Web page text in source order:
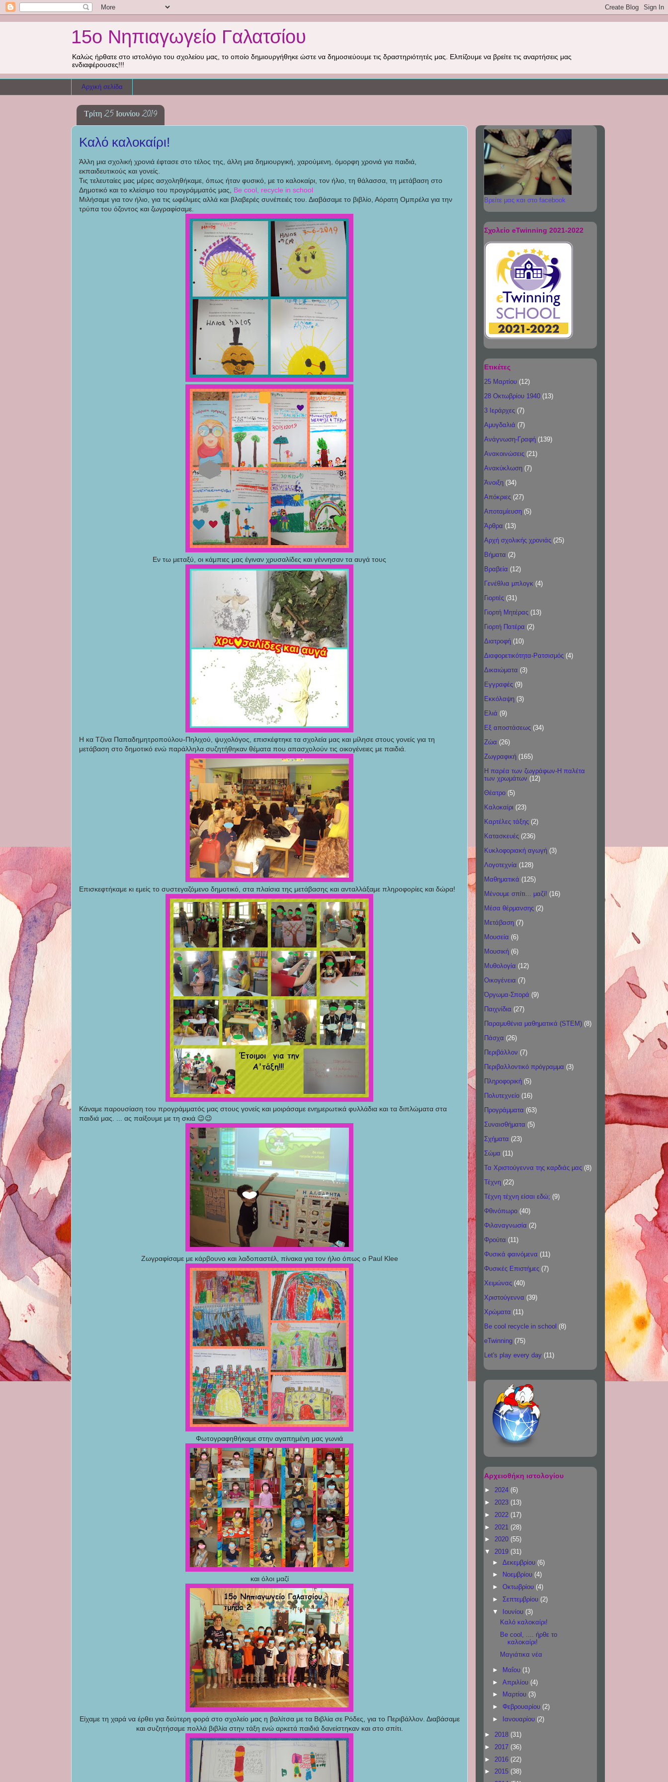
15ο Νηπιαγωγείο Γαλατσίου
Καλώς ήρθατε στο ιστολόγιο του σχολείου μας, το οποίο δημιουργήθηκε ώστε να δημοσιεύουμε τις δραστηριότητές μας. Ελπίζουμε να βρείτε τις αναρτήσεις μας
ενδιαφέρουσες!!!
Αρχική σελίδα
Τρίτη 25 Ιουνίου 2019
Καλό καλοκαίρι!
Άλλη μια σχολική χρονιά έφτασε στο τέλος της, άλλη μια δημιουργική, χαρούμενη, όμορφη χρονιά για παιδιά,
εκπαιδευτικούς και γονείς.
Τις τελευταίες μας μέρες ασχοληθήκαμε, όπως ήταν φυσικό, με το καλοκαίρι, τον ήλιο, τη θάλασσα, τη μετάβαση στο
Δημοτικό και το κλείσιμο του προγράμματός μας, Be cool, recycle in school
Μιλήσαμε για τον ήλιο, για τις ωφέλιμες αλλά και βλαβερές συνέπειές του. Διαβάσαμε το βιβλίο, Αόρατη Ομπρέλα για την
τρύπα του όζοντος και ζωγραφίσαμε.
Εν τω μεταξύ, οι κάμπιες μας έγιναν χρυσαλίδες και γέννησαν τα αυγά τους
Η κα Τζίνα Παπαδημητροπούλου-Πηλιχού, ψυχολόγος, επισκέφτηκε τα σχολεία μας και μίλησε στους γονείς για τη
μετάβαση στο δημοτικό ενώ παράλληλα συζητήθηκαν θέματα που απασχολούν τις οικογένειες με παιδιά.
Επισκεφτήκαμε κι εμείς το συστεγαζόμενο δημοτικό, στα πλαίσια της μετάβασης και ανταλλάξαμε πληροφορίες και δώρα!
Κάναμε παρουσίαση του προγράμματός μας στους γονείς και μοιράσαμε ενημερωτικά φυλλάδια και τα διπλώματα στα
παιδιά μας. ... ας παίξουμε με τη σκιά 😉😉
Ζωγραφίσαμε με κάρβουνο και λαδοπαστέλ, πίνακα για τον ήλιο όπως ο Paul Klee
Φωτογραφηθήκαμε στην αγαπημένη μας γωνιά
και όλοι μαζί
Είχαμε τη χαρά να έρθει για δεύτερη φορά στο σχολείο μας η βαλίτσα με τα Βιβλία σε Ρόδες, για το Περιβάλλον. Διαβάσαμε
και συζητήσαμε πολλά βιβλία στην τάξη ενώ αρκετά παιδιά δανείστηκαν και στο σπίτι.
Βρείτε μας και στο facebook
Σχολείο eTwinning 2021-2022
Ετικέτες
25 Μαρτίου (12)
28 Οκτωβρίου 1940 (13)
3 Ιεράρχες (7)
Αμυγδαλιά (7)
Ανάγνωση-Γραφή (139)
Ανακοινώσεις (21)
Ανακύκλωση (7)
Άνοιξη (34)
Απόκριες (27)
Αποταμίευση (5)
Άρθρα (13)
Αρχή σχολικής χρονιάς (25)
Βήματα (2)
Βραβεία (12)
Γενέθλια μπλογκ (4)
Γιορτές (31)
Γιορτή Μητέρας (13)
Γιορτή Πατέρα (2)
Διατροφή (10)
Διαφορετικότητα-Ρατσισμός (4)
Δικαιώματα (3)
Εγγραφές (9)
Εκκόλαψη (3)
Ελιά (9)
Εξ αποστάσεως (34)
Ζώα (26)
Ζωγραφική (165)
Η παρέα των ζωγράφων-Η παλέτα
των χρωμάτων (12)
Θέατρο (5)
Καλοκαίρι (23)
Καρτέλες τάξης (2)
Κατασκευές (236)
Κυκλοφοριακή αγωγή (3)
Λογοτεχνία (128)
Μαθηματικά (125)
Μένουμε σπίτι... μαζί! (16)
Μέσα θέρμανσης (2)
Μετάβαση (7)
Μουσεία (6)
Μουσική (6)
Μυθολογία (12)
Οικογένεια (7)
Όργωμα-Σπορά (9)
Παιχνίδια (27)
Παραμυθένια μαθηματικά (STEM) (8)
Πάσχα (26)
Περιβάλλον (7)
Περιβαλλοντικό πρόγραμμα (3)
Πληροφορική (5)
Πολυτεχνείο (16)
Προγράμματα (63)
Συναισθήματα (5)
Σχήματα (23)
Σώμα (11)
Τα Χριστούγεννα της καρδιάς μας (8)
Τέχνη (22)
Τέχνη τέχνη είσαι εδώ; (9)
Φθινόπωρο (40)
Φιλαναγνωσία (2)
Φρούτα (11)
Φυσικά φαινόμενα (11)
Φυσικές Επιστήμες (7)
Χειμώνας (40)
Χριστούγεννα (39)
Χρώματα (11)
Be cool recycle in school (8)
eTwinning (75)
Let's play every day (11)
Αρχειοθήκη ιστολογίου
► 2024 (6)
► 2023 (13)
► 2022 (17)
► 2021 (28)
► 2020 (55)
▼ 2019 (31)
► Δεκεμβρίου (6)
►
Νοεμβρίου (4)
► Οκτωβρίου (4)
► Σεπτεμβρίου (2)
▼ Ιουνίου (3)
Καλό καλοκαίρι!
Be cool, .... ήρθε το
καλοκαίρι!
Μαγιάτικα νέα
► Μαΐου (1)
► Απριλίου (4)
►
Μαρτίου (3)
► Φεβρουαρίου (2)
►
Ιανουαρίου (2)
► 2018 (31)
► 2017 (36)
► 2016 (22)
► 2015 (38)